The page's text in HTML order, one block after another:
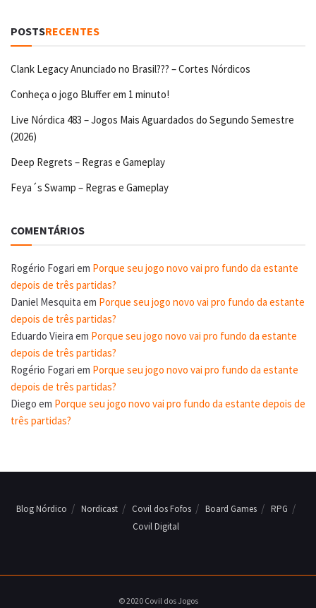
POSTSRECENTES
Clank Legacy Anunciado no Brasil??? – Cortes Nórdicos
Conheça o jogo Bluffer em 1 minuto!
Live Nórdica 483 – Jogos Mais Aguardados do Segundo Semestre
(2026)
Deep Regrets – Regras e Gameplay
Feya´s Swamp – Regras e Gameplay
COMENTÁRIOS
Rogério Fogari em Porque seu jogo novo vai pro fundo da estante
depois de três partidas?
Daniel Mesquita em Porque seu jogo novo vai pro fundo da estante
depois de três partidas?
Eduardo Vieira em Porque seu jogo novo vai pro fundo da estante
depois de três partidas?
Rogério Fogari em Porque seu jogo novo vai pro fundo da estante
depois de três partidas?
Diego em Porque seu jogo novo vai pro fundo da estante depois de
três partidas?
Blog Nórdico Nordicast Covil dos Fofos Board Games
RPG
Covil Digital
© 2020 Covil dos Jogos